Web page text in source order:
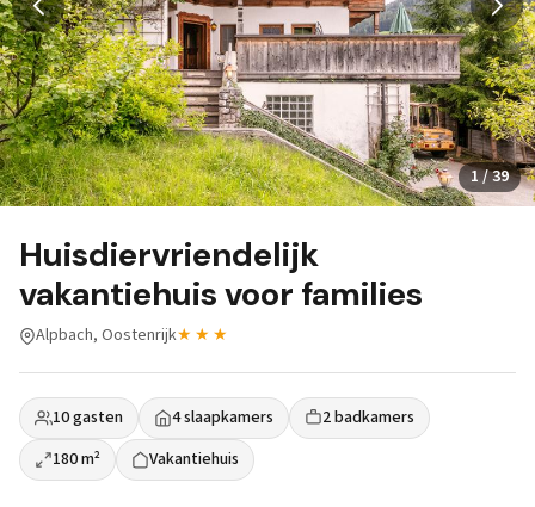
1 / 39
Huisdiervriendelijk
vakantiehuis voor families
Alpbach, Oostenrijk★★★
10 gasten 4 slaapkamers
2 badkamers
180 m²
Vakantiehuis